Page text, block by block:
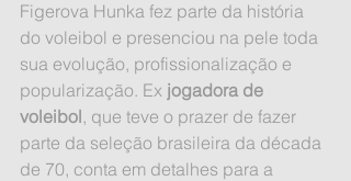
Figerova Hunka fez parte da história
do voleibol e presenciou na pele toda
sua evolução, profissionalização e
popularização. Ex jogadora de
voleibol, que teve o prazer de fazer
parte da seleção brasileira da década
de 70, conta em detalhes para a